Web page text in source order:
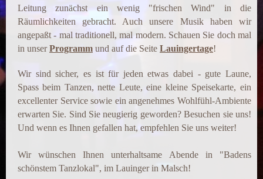
Leitung zunächst ein wenig "frischen Wind" in die
Räumlichkeiten gebracht. Auch unsere Musik haben wir
angepaßt - mal traditionell, mal modern. Schauen Sie doch mal
in unserProgramm und auf die Seite Lauingertage!
Wir sind sicher, es ist für jeden etwas dabei - gute Laune,
Spass beim Tanzen, nette Leute, eine kleine Speisekarte, ein
excellenter Service sowie ein angenehmes Wohlfühl-Ambiente
erwarten Sie. Sind Sie neugierig geworden? Besuchen sie uns!
Und wenn es Ihnen gefallen hat, empfehlen Sie uns weiter!
Wir wünschen Ihnen unterhaltsame Abende in "Badens
schönstem Tanzlokal", im Lauinger in Malsch!